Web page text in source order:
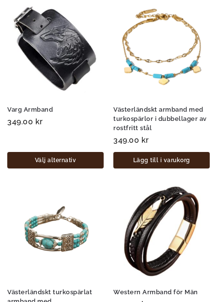
Varg Armband
349.00 kr
Välj alternativ
Västerländskt armband med
turkospärlor i dubbellager av
rostfritt stål
349.00 kr
Lägg till i varukorg
Västerländskt turkospärlat
Western Armband för Män